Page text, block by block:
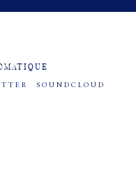
SOUNDCLOUD